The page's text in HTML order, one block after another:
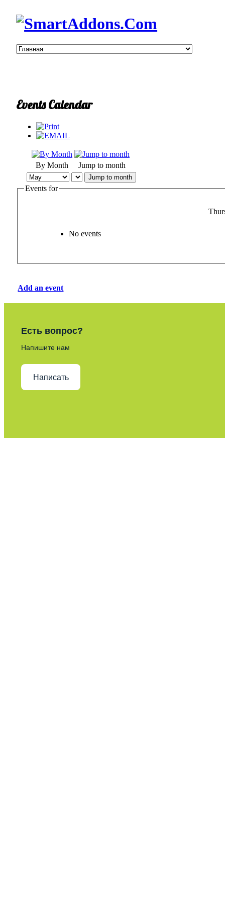
Events Calendar
By Month Jump to month
Jump to month
Events for
No events
Add an event
Есть вопрос?
Напишите нам
Написать